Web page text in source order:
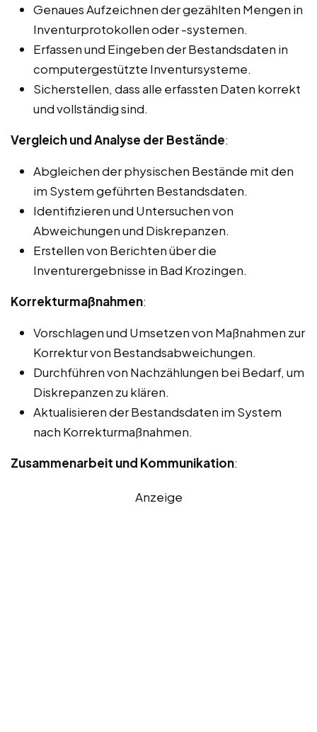
Genaues Aufzeichnen der gezählten Mengen in
Inventurprotokollen oder -systemen.
Erfassen und Eingeben der Bestandsdaten in
computergestützte Inventursysteme.
Sicherstellen, dass alle erfassten Daten korrekt
und vollständig sind.
Vergleich und Analyse der Bestände:
Abgleichen der physischen Bestände mit den
im System geführten Bestandsdaten.
Identifizieren und Untersuchen von
Abweichungen und Diskrepanzen.
Erstellen von Berichten über die
Inventurergebnisse in Bad Krozingen.
Korrekturmaßnahmen:
Vorschlagen und Umsetzen von Maßnahmen zur
Korrektur von Bestandsabweichungen.
Durchführen von Nachzählungen bei Bedarf, um
Diskrepanzen zu klären.
Aktualisieren der Bestandsdaten im System
nach Korrekturmaßnahmen.
Zusammenarbeit und Kommunikation:
Anzeige